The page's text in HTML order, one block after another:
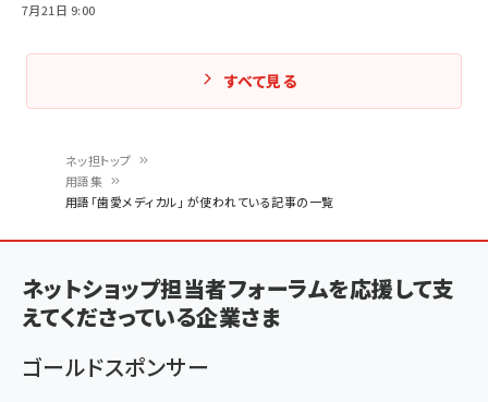
ン
く
ず
ネッ担トップ
用語集
用語「歯愛メディカル」 が使われている記事の一覧
7月21日 9:00
すべて見る
ネットショップ担当者フォーラムを応援して支
えてくださっている企業さま
ゴールドスポンサー